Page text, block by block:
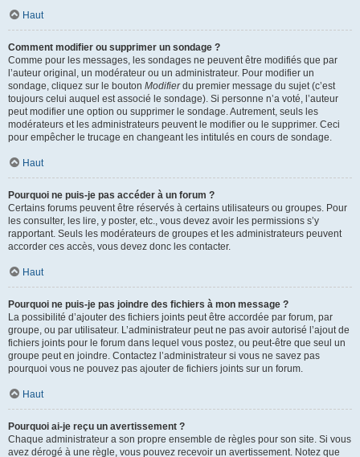
Haut
Comment modifier ou supprimer un sondage ?
Comme pour les messages, les sondages ne peuvent être modifiés que par
l’auteur original, un modérateur ou un administrateur. Pour modifier un
sondage, cliquez sur le bouton Modifierdu premier message du sujet (c’est
toujours celui auquel est associé le sondage). Si personne n’a voté, l’auteur
peut modifier une option ou supprimer le sondage. Autrement, seuls les
modérateurs et les administrateurs peuvent le modifier ou le supprimer. Ceci
pour empêcher le trucage en changeant les intitulés en cours de sondage.
Haut
Pourquoi ne puis-je pas accéder à un forum ?
Certains forums peuvent être réservés à certains utilisateurs ou groupes. Pour
les consulter, les lire, y poster, etc., vous devez avoir les permissions s’y
rapportant. Seuls les modérateurs de groupes et les administrateurs peuvent
accorder ces accès, vous devez donc les contacter.
Haut
Pourquoi ne puis-je pas joindre des fichiers à mon message ?
La possibilité d’ajouter des fichiers joints peut être accordée par forum, par
groupe, ou par utilisateur. L’administrateur peut ne pas avoir autorisé l’ajout de
fichiers joints pour le forum dans lequel vous postez, ou peut-être que seul un
groupe peut en joindre. Contactez l’administrateur si vous ne savez pas
pourquoi vous ne pouvez pas ajouter de fichiers joints sur un forum.
Haut
Pourquoi ai-je reçu un avertissement ?
Chaque administrateur a son propre ensemble de règles pour son site. Si vous
avez dérogé à une règle, vous pouvez recevoir un avertissement. Notez que